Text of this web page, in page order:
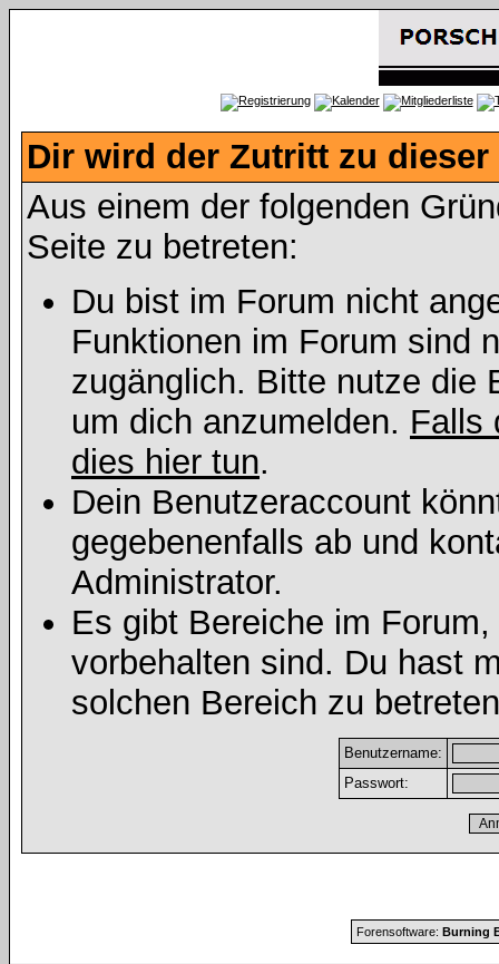
Dir wird der Zutritt zu dieser
Aus einem der folgenden
Seite zu betreten:
Du bist im Forum nicht
Funktionen im Forum sind
zugänglich. Bitte nutze die
um dich anzumelden. Falls
dies hier tun.
Dein Benutzeraccount
gegebenenfalls ab und
Administrator.
Es gibt Bereiche im
vorbehalten sind. Du hast
solchen Bereich zu
Benutzername:
Passwort:
Forensoftware: Burning